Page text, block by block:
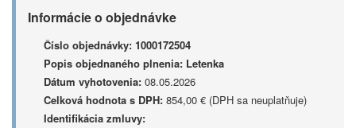
Informácie o objednávke
Číslo objednávky: 1000172504
Popis objednaného plnenia: Letenka
Dátum vyhotovenia: 08.05.2026
Celková hodnota s DPH: 854,00 € (DPH sa neuplatňuje)
Identifikácia zmluvy: